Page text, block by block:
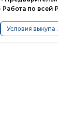
Работа по всей
Условия выкупа